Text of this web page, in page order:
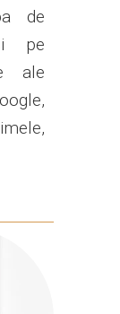
de
pe
ale